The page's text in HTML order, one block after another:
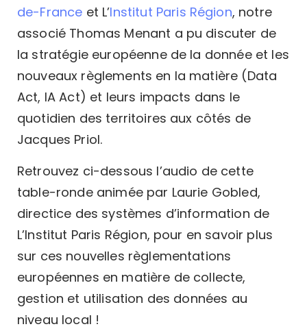
de-France et L’Institut Paris Région, notre
associé Thomas Menant a pu discuter de
la stratégie européenne de la donnée et les
nouveaux règlements en la matière (Data
Act, IA Act) et leurs impacts dans le
quotidien des territoires aux côtés de
Jacques Priol.
Retrouvez ci-dessous l’audio de cette
table-ronde animée par Laurie Gobled,
directice des systèmes d’information de
L’Institut Paris Région, pour en savoir plus
sur ces nouvelles règlementations
européennes en matière de collecte,
gestion et utilisation des données au
niveau local !